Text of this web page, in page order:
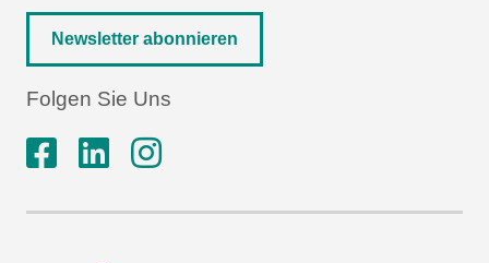
Newsletter abonnieren
Folgen Sie Uns